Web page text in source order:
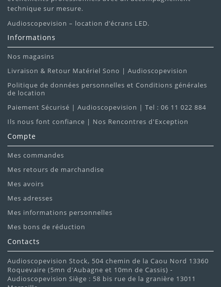
technique sur mesure.
Audioscopevision – location d’écrans LED.
Informations
Nos magasins
Livraison & Retour Matériel Sono | Audioscopevision
Politique de données personnelles et Conditions générales
de location
Paiement Sécurisé | Audioscopevision | Tel : 06 11 022 884
Ils nous font confiance | Nos Rencontres d'Exception
Compte
Mes commandes
Mes retours de marchandise
Mes avoirs
Mes adresses
Mes informations personnelles
Mes bons de réduction
Contacts
Audioscopevision Stock, 504 chemin de la Caou Nord 13360
Roquevaire (5mn d'Aubagne et 10mn de Cassis) -
Audioscopevision Siège : 58 bis rue de la granière 13011